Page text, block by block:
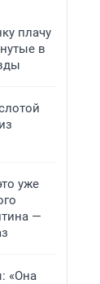
плачу
в
уже
—
«Она